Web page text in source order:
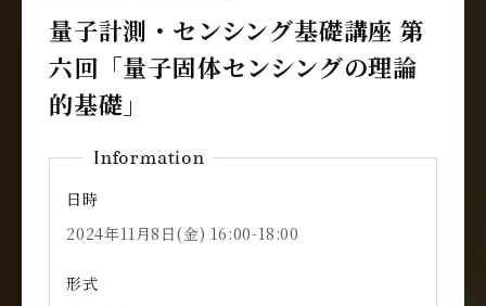
量子計測・センシング基礎講座 第
六回「量子固体センシングの理論
的基礎」
Information
日時
2024年11月8日(金) 16:00-18:00
形式